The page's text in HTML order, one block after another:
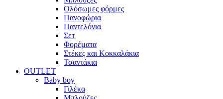
Ολόσωμες φόρμες
Πανοφώρια
Παντελόνια
Σετ
Φορέματα
Στέκες και Κοκκαλάκια
Τσαντάκια
OUTLET
Baby boy
Γιλέκα